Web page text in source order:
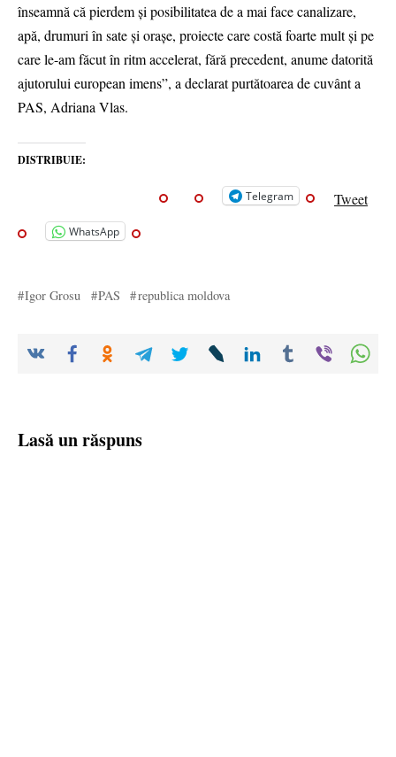
înseamnă că pierdem și posibilitatea de a mai face canalizare,
apă, drumuri în sate și orașe, proiecte care costă foarte mult și pe
care le-am făcut în ritm accelerat, fără precedent, anume datorită
ajutorului european imens”, a declarat purtătoarea de cuvânt a
PAS, Adriana Vlas.
DISTRIBUIE:
Telegram Tweet
WhatsApp
Igor Grosu PAS republica moldova
Lasă un răspuns